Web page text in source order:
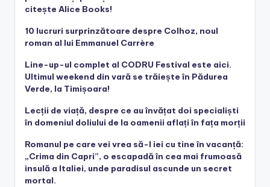
citește Alice Books!
10 lucruri surprinzătoare despre Colhoz, noul
roman al lui Emmanuel Carrère
Line-up-ul complet al CODRU Festival este aici.
Ultimul weekend din vară se trăiește în Pădurea
Verde, la Timișoara!
Lecții de viață, despre ce au învățat doi specialiști
în domeniul doliului de la oamenii aflați în fața morții
Romanul pe care vei vrea să-l iei cu tine în vacanță:
„Crima din Capri”, o escapadă în cea mai frumoasă
insulă a Italiei, unde paradisul ascunde un secret
mortal.